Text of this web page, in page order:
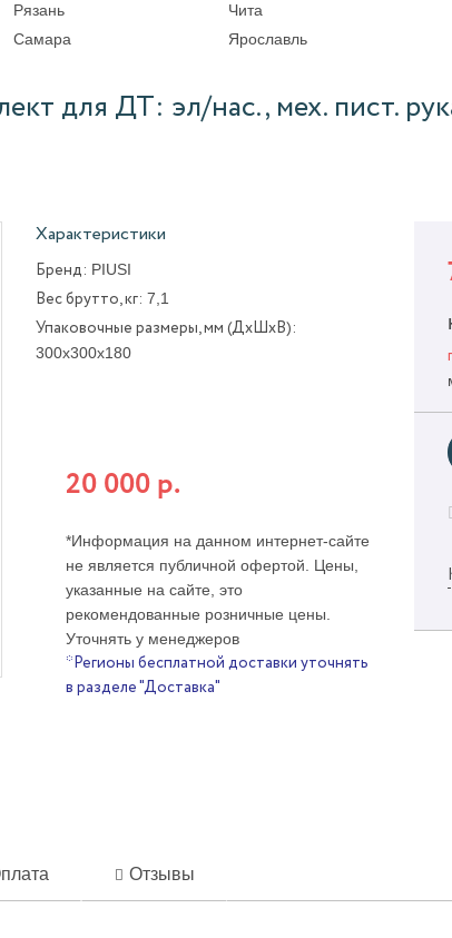
Рязань
Самара
Чита
Ярославль
для ДТ: эл/нас., мех. пист.
Характеристики
Бренд: PIUSI
Вес брутто, кг: 7,1
Упаковочные размеры, мм (ДхШхВ):
300x300x180
20 000 р.
*Информация на данном интернет-сайте
не является публичной офертой. Цены,
указанные на сайте, это
рекомендованные розничные цены.
Уточнять у менеджеров
*Регионы бесплатной доставки уточнять
в разделе "Доставка"
Отзывы